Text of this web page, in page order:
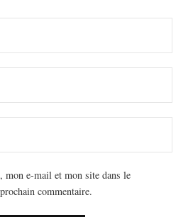
mon e-mail et mon site dans le
commentaire.